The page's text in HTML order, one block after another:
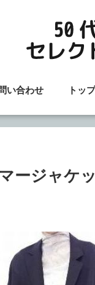
い合わせ トッ
ージャケ